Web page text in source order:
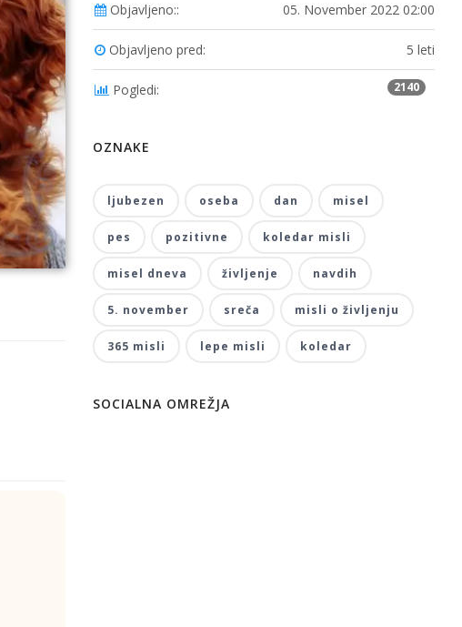
Objavljeno:: 05. November 2022 02:00
Objavljeno pred: 5 leti
Pogledi: 2140
OZNAKE
ljubezen oseba dan misel
pes pozitivne koledar misli
misel dneva življenje navdih
5. november sreča misli o življenju
365 misli lepe misli koledar
SOCIALNA OMREŽJA